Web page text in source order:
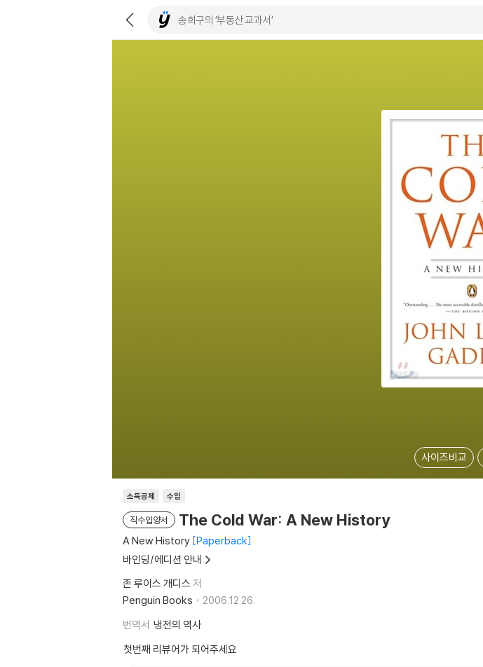
사이즈비교
소득공제 수입
직수입양서 The Cold War: A New History
A New History Paperback
바인딩/에디션 안내
존 루이스 개디스 저
Penguin Books
2006.12.26.
번역서 냉전의 역사
첫번째 리뷰어가 되어주세요